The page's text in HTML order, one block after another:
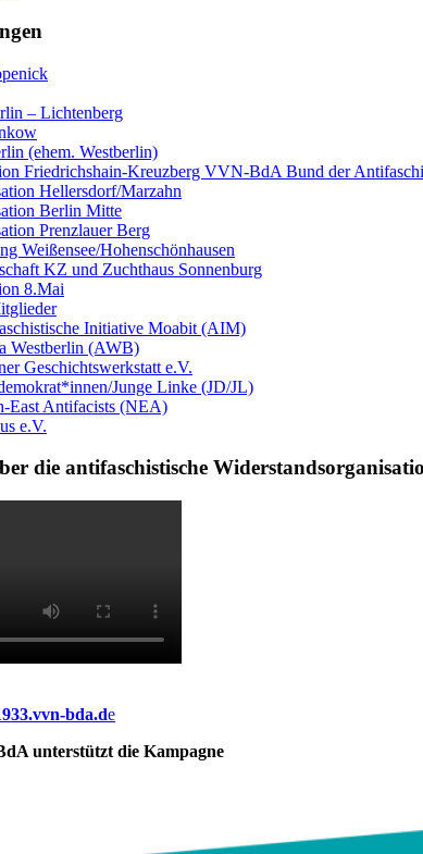
– Lichtenberg
(ehem. Westberlin)
Friedrichshain-Kreuzberg VVN-BdA Bund der
Hellersdorf/Marzahn
Berlin Mitte
Prenzlauer Berg
Weißensee/Hohenschönhausen
KZ und Zuchthaus Sonnenburg
8.Mai
Initiative Moabit (AIM)
Westberlin (AWB)
Geschichtswerkstatt e.V.
Junge Linke (JD/JL)
East Antifacists (NEA)
e.V.
die antifaschistische
bda.de
unterstützt die Kampagne